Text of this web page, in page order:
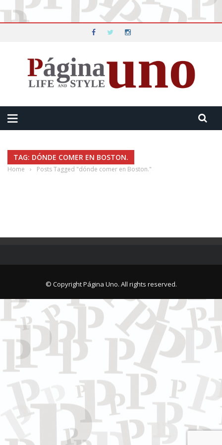
TAG: DÓNDE COMER EN BOSTON.
Home › Posts Tagged "dónde comer en Boston."
© Copyright Página Uno. All rights reserved.